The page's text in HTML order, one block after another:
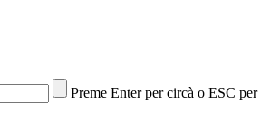
Preme Enter per circà o ESC per